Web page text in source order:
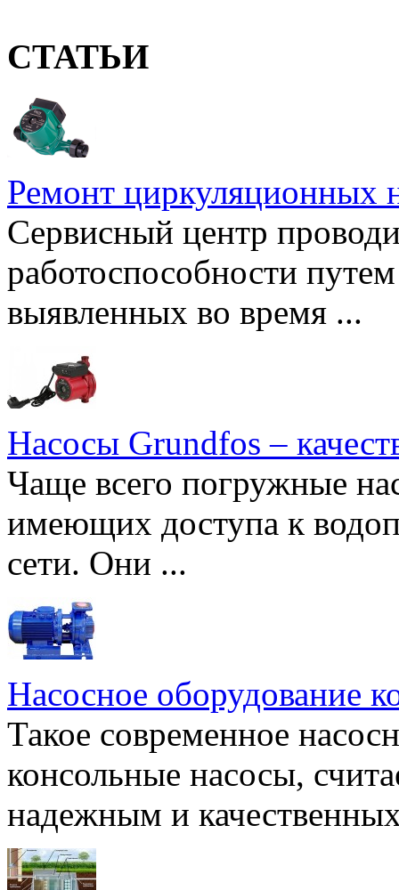
СТАТЬИ
Ремонт циркуляционных
Сервисный центр
работоспособности
выявленных во время ...
Насосы Grundfos –
Чаще всего погружные
имеющих доступа к
сети. Они ...
Насосное оборудование
Такое современное
консольные насосы,
надежным и